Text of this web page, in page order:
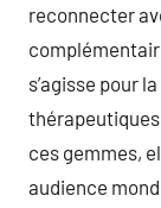
reconnecter
s’agisse pour
ces gemmes,
audience